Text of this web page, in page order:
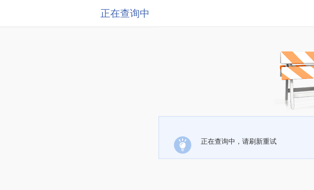
正在查询中
正在查询中，请刷新重试